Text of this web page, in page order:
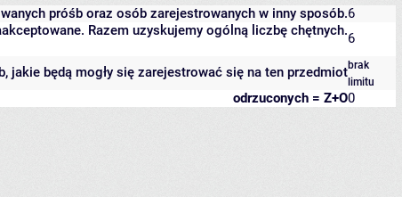
próśb oraz osób zarejestrowanych w inny sposób.6
Razem uzyskujemy ogólną liczbę chętnych.6
jakie będą mogły się zarejestrować się na ten przedmiotbrak
limitu
odrzuconych = Z+O0